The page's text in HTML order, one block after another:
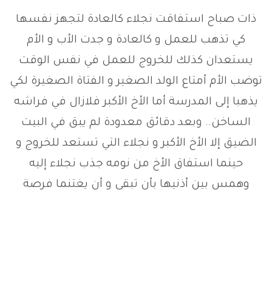
ذات صباح استفاقت نجلاء كالعادة لتجهز نفسها
كي تذهب للعمل و كالعادة و جدت الأب و الأم
يستعدان كذلك للخروج للعمل في نفس الوقت
توضب الأم أمتاع الولد الصغير و الفتاة الصغيرة لكي
يذهبا إلى المدرسة أما الأخ الأكبر فلازال في فراشه
الساخن.. وبعد دقائق معدودة لم يبق في البيت
الضيق إلا الأخ الأكبر و نجلاء التي تستعد للخروج و
حينما استفاق الأخ من نومه جذب نجلاء إليه
وهمس بين أذنيها بأن تبقى و أن يغتنما فرصة